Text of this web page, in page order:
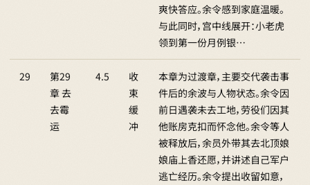
爽快答应。余令感到家庭温暖。
与此同时，宫中线展开：小老虎
领到第一份月例银…
29
第29
章 去
去霉
运
4.5
收
束
缓
冲
本章为过渡章，主要交代袭击事
件后的余波与人物状态。余令因
前日遇袭未去工地，劳役们因其
他账房克扣而怀念他。余令等人
被释放后，余员外带其去北顶娘
娘庙上香还愿，并讲述自己军户
逃亡经历。余令提出收留如意，